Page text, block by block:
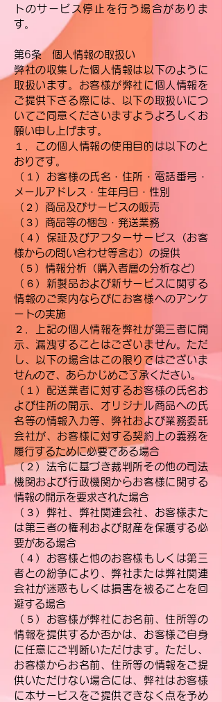
トのサービス停止を行う場合がありま
す。
第6条 個人情報の取扱い
弊社の収集した個人情報は以下のように
取扱います。お客様が弊社に個人情報を
ご提供下さる際には、以下の取扱いにつ
いてご同意くださいますようよろしくお
願い申し上げます。
１．この個人情報の使用目的は以下のと
おりです。
（１）お客様の氏名・住所・電話番号・
メールアドレス・生年月日・性別
（２）商品及びサービスの販売
（３）商品等の梱包・発送業務
（４）保証及びアフターサービス（お客
様からの問い合わせ等含む）の提供
（５）情報分析（購入者層の分析など）
（６）新製品および新サービスに関する
情報のご案内ならびにお客様へのアンケ
ートの実施
２．上記の個人情報を弊社が第三者に開
示、漏洩することはございません。ただ
し、以下の場合はこの限りではございま
せんので、あらかじめご了承ください。
（１）配送業者に対するお客様の氏名お
よび住所の開示、オリジナル商品への氏
名等の情報入力等、弊社および業務委託
会社が、お客様に対する契約上の義務を
履行するために必要である場合
（２）法令に基づき裁判所その他の司法
機関および行政機関からお客様に関する
情報の開示を要求された場合
（３）弊社、弊社関連会社、お客様また
は第三者の権利および財産を保護する必
要がある場合
（４）お客様と他のお客様もしくは第三
者との紛争により、弊社または弊社関連
会社が迷惑もしくは損害を被ることを回
避する場合
（５）お客様が弊社にお名前、住所等の
情報を提供するか否かは、お客様ご自身
に任意にご判断いただけます。ただし、
お客様からお名前、住所等の情報をご提
供いただけない場合には、弊社はお客様
に本サービスをご提供できなく点を予め